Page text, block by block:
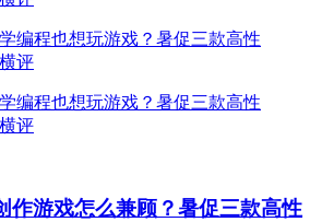
作游戏怎么兼顾？暑促三款高性